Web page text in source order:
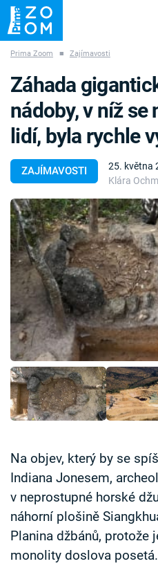
ZÁHADY VETŘELCI
Témata
Témata
Pořady
TV Program
Časopis
Sledujte prima+
Přihlášení
Sledujte nás
Prima Zoom ■ Zajímavosti
ZAJÍMAVOSTI
25. května
Klára
Záhada
nádoby, v níž se
lidí, byla rychle
Na objev, který by se
Indiana Jonesem,
v neprostupné horské
náhorní plošině
Planina džbánů, protože
monolity doslova posetá.